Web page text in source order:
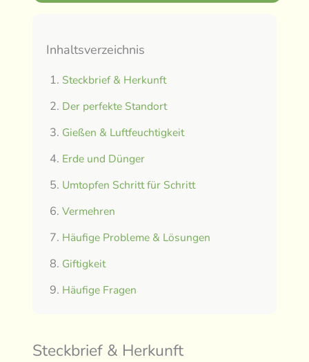
Inhaltsverzeichnis
Steckbrief & Herkunft
Der perfekte Standort
Gießen & Luftfeuchtigkeit
Erde und Dünger
Umtopfen Schritt für Schritt
Vermehren
Häufige Probleme & Lösungen
Giftigkeit
Häufige Fragen
Steckbrief & Herkunft